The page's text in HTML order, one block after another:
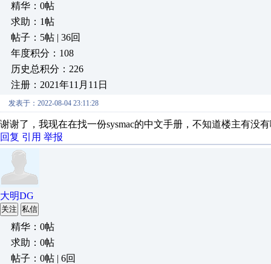
精华：0帖
求助：1帖
帖子：5帖 | 36回
年度积分：108
历史总积分：226
注册：2021年11月11日
发表于：2022-08-04 23:11:28
谢谢了，我现在在找一份sysmac的中文手册，不知道楼主有没有
回复 引用 举报
大明DG
关注 私信
精华：0帖
求助：0帖
帖子：0帖 | 6回